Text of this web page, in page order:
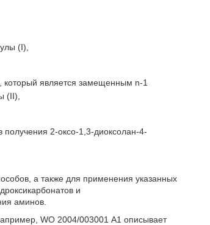
(I),
который является замещенным n-1
(II),
получения 2-оксо-1,3-диоксолан-4-
а также для применения указанных
и
аминов.
WO 2004/003001 А1 описывает